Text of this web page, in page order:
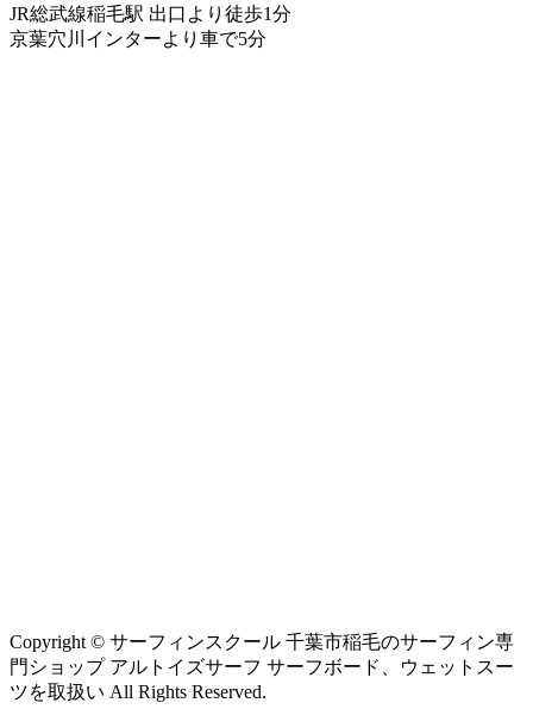
JR総武線稲毛駅 出口より徒歩1分
京葉穴川インターより車で5分
Copyright © サーフィンスクール 千葉市稲毛のサーフィン専
門ショップ アルトイズサーフ サーフボード、ウェットスー
ツを取扱い All Rights Reserved.